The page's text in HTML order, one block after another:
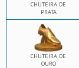
CHUTEIRA DE
PRATA
CHUTEIRA DE
OURO